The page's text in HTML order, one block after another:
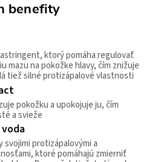
benefity
ktorý pomáha regulovať
mazu na pokožke hlavy, čím znižuje
tiež silné protizápalové vlastnosti
pokožku a upokojuje ju, čím
a svieže
svojimi protizápalovými a
ktoré pomáhajú zmierniť